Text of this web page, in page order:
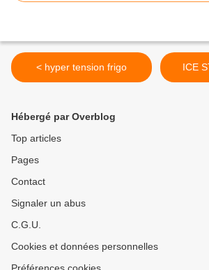
< hyper tension frigo
Hébergé par Overblog
Top articles
Pages
Contact
Signaler un abus
C.G.U.
Cookies et données personnelles